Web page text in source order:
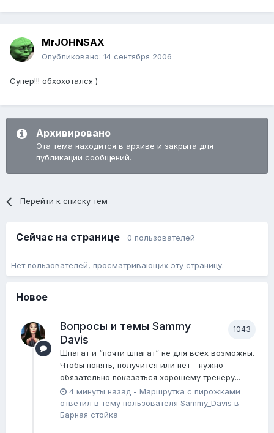
MrJOHNSAX
Опубликовано: 14 сентября 2006
Супер!!! обхохотался )
Архивировано
Эта тема находится в архиве и закрыта для
публикации сообщений.
Перейти к списку тем
Сейчас на странице 0 пользователей
Нет пользователей, просматривающих эту страницу.
Новое
1043
Вопросы и темы Sammy
Davis
Шпагат и “почти шпагат“ не для всех возможны.
Чтобы понять, получится или нет - нужно
обязательно показаться хорошему тренеру...
4 минуты назад - Маршрутка с пирожками
ответил в тему пользователя Sammy_Davis в
Барная стойка